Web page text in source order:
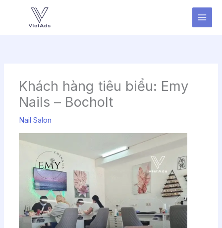
Khách hàng tiêu biểu: Emy
Nails – Bocholt
Nail Salon